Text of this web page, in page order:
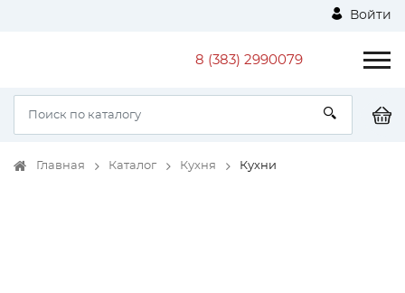
Войти
8 (383) 2990079
Главная Каталог Кухня Кухни